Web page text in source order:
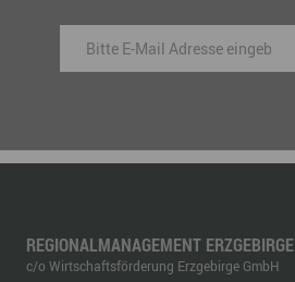
REGIONALMANAGEMENT ERZGEBIRGE
c/o Wirtschaftsförderung Erzgebirge GmbH